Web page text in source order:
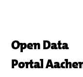
Open Data
Portal